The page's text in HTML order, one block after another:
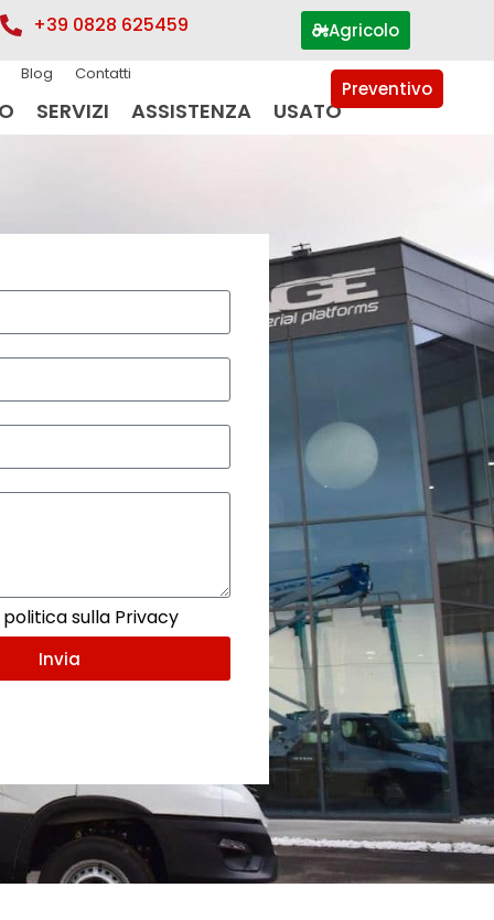
+39 0828 625459 Agricolo
Blog Contatti
SERVIZI ASSISTENZA USATO
Preventivo
sulla Privacy
Invia